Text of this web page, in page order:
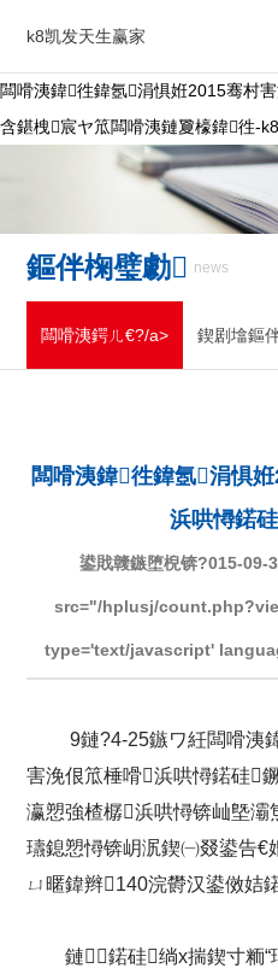
闆嗗洟鍏徃鍏氬涓惧姙2015骞村
含鍖栧宸ヤ笟闆嗗洟鏈夐檺鍏徃-
k8凯发天生赢家
鏂伴椈璧勮 news
闆嗗洟鍔ㄦ€?/a> 鍥剧墖鏂
闆嗗洟鍏徃鍏氬涓惧
浜哄憳鍩
鍙戝竷鏃堕棿锛?015-
src="/hplusj/
type='text/javascript'
9鏈?4-25鏃ワ紝闆嗗洟
害浼佷笟棰嗗浜哄憳鍩硅
瀛愬強楂樼浜哄憳锛屾墍灞
瓙鎴愬憳锛岄泦鍥㈠叕鍙告€
ㄩ暱鍏辫140浣欎汉鍙傚姞
鏈鍩硅绱х揣鍥寸粫“